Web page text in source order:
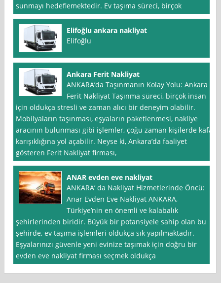
sunmayı hedeflemektedir. Ev taşıma süreci, birçok
Elifoğlu ankara nakliyat
Elifoğlu
Ankara Ferit Nakliyat
ANKARA’da Taşınmanın Kolay Yolu: Ankara
Ferit Nakliyat Taşınma süreci, birçok insan
için oldukça stresli ve zaman alıcı bir deneyim olabilir.
Mobilyaların taşınması, eşyaların paketlenmesi, nakliye
aracının bulunması gibi işlemler, çoğu zaman kişilerde kafa
karışıklığına yol açabilir. Neyse ki, Ankara’da faaliyet
gösteren Ferit Nakliyat firması,
ANAR evden eve nakliyat
ANKARA’ da Nakliyat Hizmetlerinde Öncü:
Anar Evden Eve Nakliyat ANKARA,
Türkiye’nin en önemli ve kalabalık
şehirlerinden biridir. Büyük bir potansiyele sahip olan bu
şehirde, ev taşıma işlemleri oldukça sık yapılmaktadır.
Eşyalarınızı güvenle yeni evinize taşımak için doğru bir
evden eve nakliyat firması seçmek oldukça